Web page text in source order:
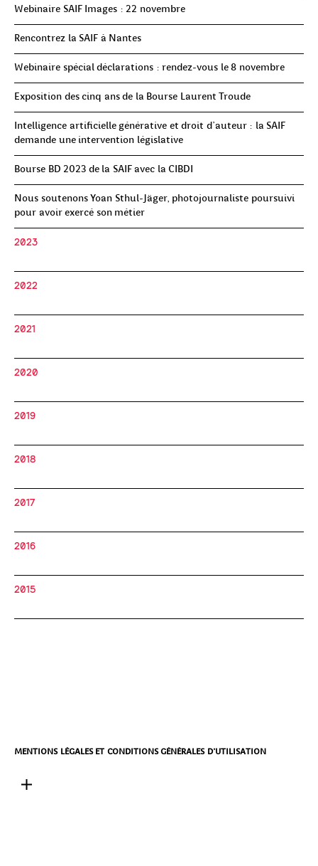
Webinaire SAIF Images : 22 novembre
Rencontrez la SAIF à Nantes
Webinaire spécial déclarations : rendez-vous le 8 novembre
Exposition des cinq ans de la Bourse Laurent Troude
Intelligence artificielle générative et droit d’auteur : la SAIF
demande une intervention législative
Bourse BD 2023 de la SAIF avec la CIBDI
Nous soutenons Yoan Sthul-Jäger, photojournaliste poursuivi
pour avoir exercé son métier
2023
2022
2021
2020
2019
2018
2017
2016
2015
MENTIONS LÉGALES ET CONDITIONS GÉNÉRALES D’UTILISATION